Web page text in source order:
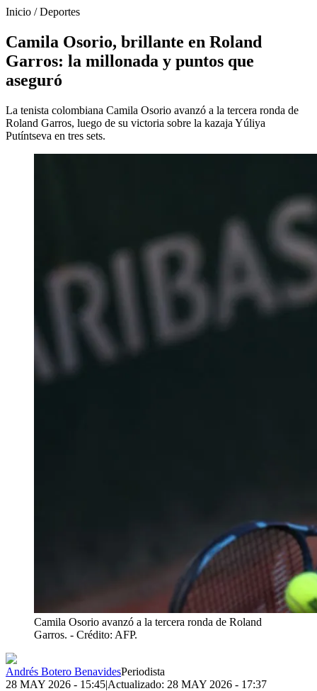
Inicio /Deportes
Camila Osorio, brillante en Roland
Garros: la millonada y puntos que
aseguró
La tenista colombiana Camila Osorio avanzó a la tercera ronda de
Roland Garros, luego de su victoria sobre la kazaja Yúliya
Putíntseva en tres sets.
Camila Osorio avanzó a la tercera ronda de Roland
Garros. - Crédito: AFP.
Andrés Botero BenavidesPeriodista
28 MAY 2026 - 15:45|Actualizado: 28 MAY 2026 - 17:37